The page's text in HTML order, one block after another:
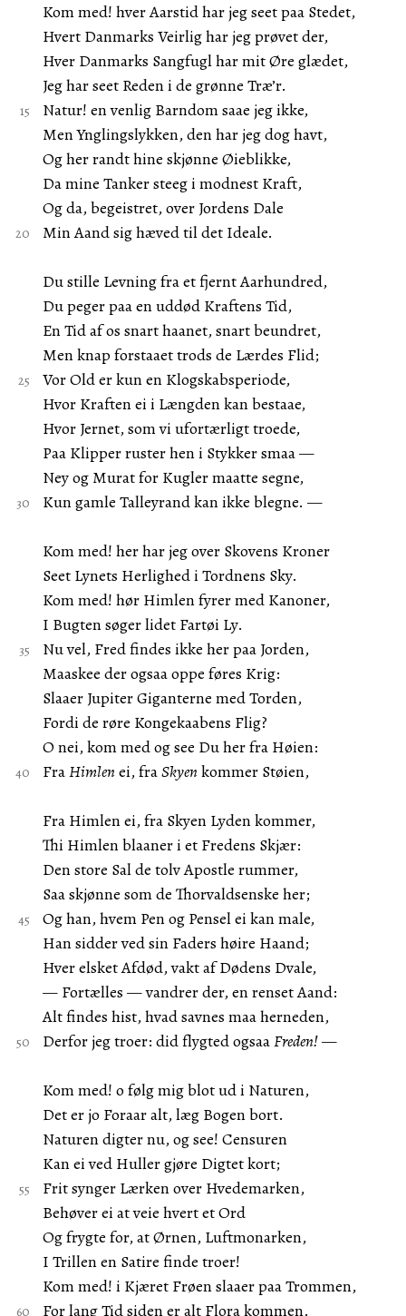
Kom med! hver Aarstid har jeg seet paa Stedet,
Hvert Danmarks Veirlig har jeg prøvet der,
Hver Danmarks Sangfugl har mit Øre glædet,
Jeg har seet Reden i de grønne Træ’r.
Natur! en venlig Barndom saae jeg ikke,
Men Ynglingslykken, den har jeg dog havt,
Og her randt hine skjønne Øieblikke,
Da mine Tanker steeg i modnest Kraft,
Og da, begeistret, over Jordens Dale
Min Aand sig hæved til det Ideale.
Du stille Levning fra et fjernt Aarhundred,
Du peger paa en uddød Kraftens Tid,
En Tid af os snart haanet, snart beundret,
Men knap forstaaet trods de Lærdes Flid;
Vor Old er kun en Klogskabsperiode,
Hvor Kraften ei i Længden kan bestaae,
Hvor Jernet, som vi ufortærligt troede,
Paa Klipper ruster hen i Stykker smaa —
Ney og Murat for Kugler maatte segne,
Kun gamle Talleyrand kan ikke blegne. —
Kom med! her har jeg over Skovens Kroner
Seet Lynets Herlighed i Tordnens Sky.
Kom med! hør Himlen fyrer med Kanoner,
I Bugten søger lidet Fartøi Ly.
Nu vel, Fred findes ikke her paa Jorden,
Maaskee der ogsaa oppe føres Krig:
Slaaer Jupiter Giganterne med Torden,
Fordi de røre Kongekaabens Flig?
O nei, kom med og see Du her fra Høien:
FraHimlen ei, fraSkyen kommer Støien,
Fra Himlen ei, fra Skyen Lyden kommer,
Thi Himlen blaaner i et Fredens Skjær:
Den store Sal de tolv Apostle rummer,
Saa skjønne som de Thorvaldsenske her;
Og han, hvem Pen og Pensel ei kan male,
Han sidder ved sin Faders høire Haand;
Hver elsket Afdød, vakt af Dødens Dvale,
— Fortælles — vandrer der, en renset Aand:
Alt findes hist, hvad savnes maa herneden,
Derfor jeg troer: did flygted ogsaaFreden!—
Kom med! o følg mig blot ud i Naturen,
Det er jo Foraar alt, læg Bogen bort.
Naturen digter nu, og see! Censuren
Kan ei ved Huller gjøre Digtet kort;
Frit synger Lærken over Hvedemarken,
Behøver ei at veie hvert et Ord
Og frygte for, at Ørnen, Luftmonarken,
I Trillen en Satire finde troer!
Kom med! i Kjæret Frøen slaaer paa Trommen,
For lang Tid siden er alt Flora kommen.